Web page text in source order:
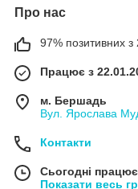
Про нас
97% позитивних з
Працює з
м. Бершадь
Вул. Ярослава
Контакти
Сьогодні
Показати весь